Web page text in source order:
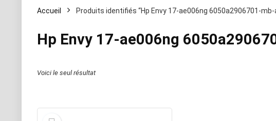
Accueil Produits identifiés “Hp Envy 17-ae006ng 6050a2906701-mb-
Hp Envy 17-ae006ng
Voici le seul résultat